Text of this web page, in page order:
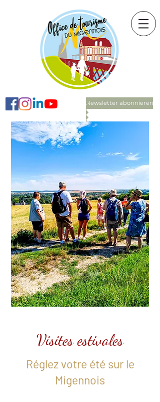
Newsletter abonnieren
Visites estivales
Réglez votre été sur le
Migennois